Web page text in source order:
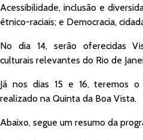
Acessibilidade, inclusão e
étnico-raciais; e Democracia,
No dia 14, serão oferecidas
culturais relevantes do Rio de
Já nos dias 15 e 16, teremos
realizado na Quinta da Boa Vista.
Abaixo, segue um resumo da